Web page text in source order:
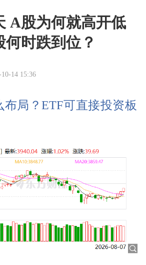
A股为何就高开低
何时跌到位？
10-14 15:36
局？ETF可直接投资板